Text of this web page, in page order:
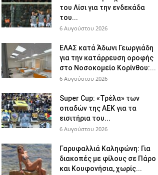
του Λίσι για την ενδεκάδα
του...
6 Αυγούστου 2026
ΕΛΑΣ κατά Άδωνι Γεωργιάδη
για την κατάρρευση οροφής
στο Νοσοκομείο Κορίνθου:...
6 Αυγούστου 2026
Super Cup: «Τρέλα» των
οπαδών της ΑΕΚ για τα
εισιτήρια του...
6 Αυγούστου 2026
Γαρυφαλλιά Καληφώνη: Για
διακοπές με φίλους σε Πάρο
και Κουφονήσια, χωρίς...